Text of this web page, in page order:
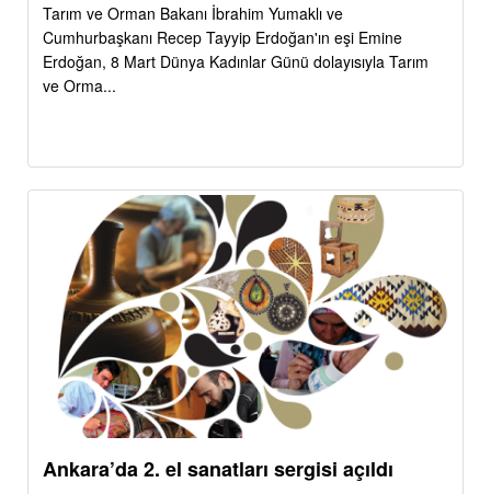
Tarım ve Orman Bakanı İbrahim Yumaklı ve
Cumhurbaşkanı Recep Tayyip Erdoğan'ın eşi Emine
Erdoğan, 8 Mart Dünya Kadınlar Günü dolayısıyla Tarım
ve Orma...
Ankara’da 2. el sanatları sergisi açıldı